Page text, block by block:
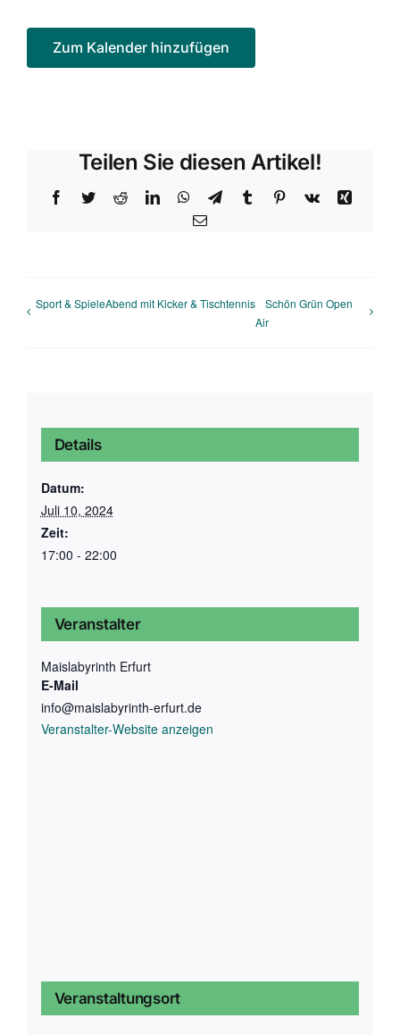
Zum Kalender hinzufügen
Teilen Sie diesen Artikel!
Facebook
TwitterRedditLinkedInWhatsApp
TelegramTumblrPinterest
Vk
Xing
E-
Sport & SpieleAbend mit Kicker & Tischtennis
Schön Grün Open
Air
Details
Datum:
Juli 10, 2024
Zeit:
17:00 - 22:00
Veranstalter
Maislabyrinth Erfurt
E-Mail
info@maislabyrinth-erfurt.de
Veranstalter-Website anzeigen
Veranstaltungsort